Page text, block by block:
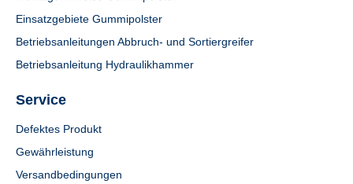
Einsatzgebiete Gummipolster
Betriebsanleitungen Abbruch- und Sortiergreifer
Betriebsanleitung Hydraulikhammer
Service
Defektes Produkt
Gewährleistung
Versandbedingungen